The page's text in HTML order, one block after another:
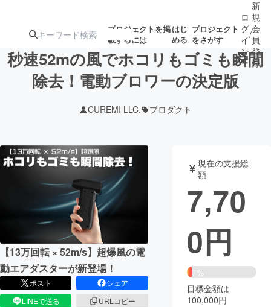
プロジェクトを掲
載するには
はじ
める
プロジェクト
をさがす
ジェクト
募集終了が近いプ
ロジェクト
アート・写真 音楽
テクノロジー・ガジェット ゲーム・サ
映像・映画 書籍・雑誌
ビジネス・起業 チャレンジ
まちづくり・地域活性化
ロ
グ
イ
ン
/
新
規
会
員
登
録
秒速52mの風でホコリもゴミも瞬間
除去！電動ブロワーの決定版
CUREMI LLC. プロダクト
【13万回転 × 52m/s】超爆風の電
動エアダスターが新登場！
ポスト
シェア
LINEで送る
URLコピー
現在の支援総
額
7,70
0円
7%
目標金額は
100,000円